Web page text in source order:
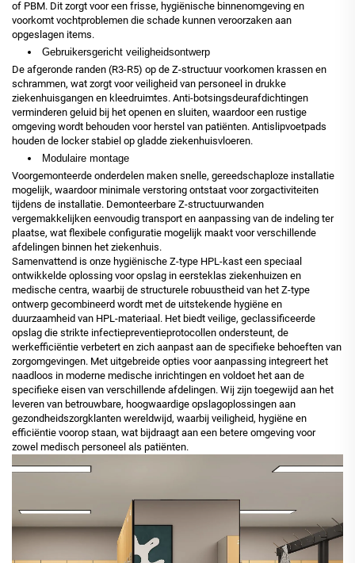
of PBM. Dit zorgt voor een frisse, hygiënische binnenomgeving en
voorkomt vochtproblemen die schade kunnen veroorzaken aan
opgeslagen items.
Gebruikersgericht veiligheidsontwerp
De afgeronde randen (R3-R5) op de Z-structuur voorkomen krassen en
schrammen, wat zorgt voor veiligheid van personeel in drukke
ziekenhuisgangen en kleedruimtes. Anti-botsingsdeurafdichtingen
verminderen geluid bij het openen en sluiten, waardoor een rustige
omgeving wordt behouden voor herstel van patiënten. Antislipvoetpads
houden de locker stabiel op gladde ziekenhuisvloeren.
Modulaire montage
Voorgemonteerde onderdelen maken snelle, gereedschaploze installatie
mogelijk, waardoor minimale verstoring ontstaat voor zorgactiviteiten
tijdens de installatie. Demonteerbare Z-structuurwanden
vergemakkelijken eenvoudig transport en aanpassing van de indeling ter
plaatse, wat flexibele configuratie mogelijk maakt voor verschillende
afdelingen binnen het ziekenhuis.
Samenvattend is onze hygiënische Z-type HPL-kast een speciaal
ontwikkelde oplossing voor opslag in eersteklas ziekenhuizen en
medische centra, waarbij de structurele robuustheid van het Z-type
ontwerp gecombineerd wordt met de uitstekende hygiëne en
duurzaamheid van HPL-materiaal. Het biedt veilige, geclassificeerde
opslag die strikte infectiepreventieprotocollen ondersteunt, de
werkefficiëntie verbetert en zich aanpast aan de specifieke behoeften van
zorgomgevingen. Met uitgebreide opties voor aanpassing integreert het
naadloos in moderne medische inrichtingen en voldoet het aan de
specifieke eisen van verschillende afdelingen. Wij zijn toegewijd aan het
leveren van betrouwbare, hoogwaardige opslagoplossingen aan
gezondheidszorgklanten wereldwijd, waarbij veiligheid, hygiëne en
efficiëntie voorop staan, wat bijdraagt aan een betere omgeving voor
zowel medisch personeel als patiënten.